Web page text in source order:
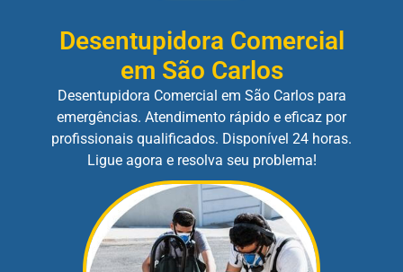
Desentupidora Comercial
em São Carlos
Desentupidora Comercial em São Carlos para
emergências. Atendimento rápido e eficaz por
profissionais qualificados. Disponível 24 horas.
Ligue agora e resolva seu problema!